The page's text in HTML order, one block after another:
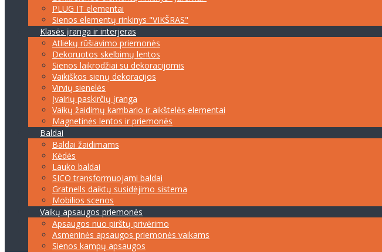
PLUG IT elementai
Sienos elementų rinkinys "VIKŠRAS"
Klasės įranga ir interjeras
Atliekų rūšiavimo priemonės
Dekoruotos skelbimų lentos
Sienos laikrodžiai su dekoracijomis
Vaikiškos sienų dekoracijos
Virvių sienelės
Įvairių paskirčių įranga
Vaikų žaidimų kambario ir aikštelės elementai
Magnetinės lentos ir priemonės
Baldai
Baldai žaidimams
Kėdės
Lauko baldai
SICO transformuojami baldai
Gratnells daiktų susidėjimo sistema
Mobilios scenos
Vaikų apsaugos priemonės
Apsaugos nuo pirštų privėrimo
Asmeninės apsaugos priemonės vaikams
Sienos kampų apsaugos